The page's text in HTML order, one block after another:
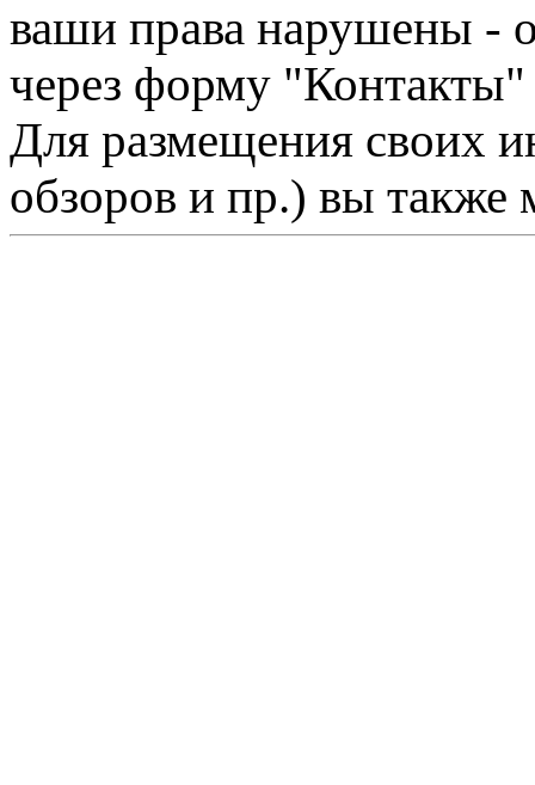
ваши права нарушены -
через форму "Контакты"
Для размещения своих
обзоров и пр.) вы также